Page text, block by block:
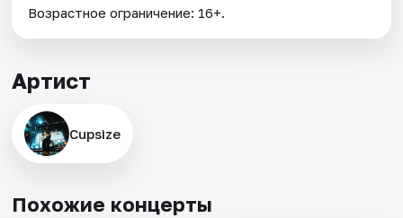
Возрастное ограничение: 16+.
Артист
Cupsize
Похожие концерты